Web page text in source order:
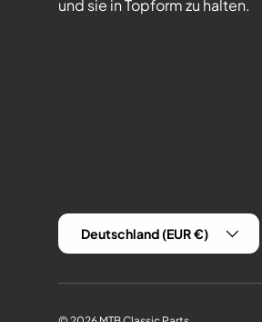
und sie in Topform zu halten.
Land/Region
Deutschland (EUR €)